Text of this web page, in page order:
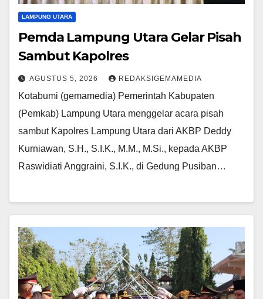
LAMPUNG UTARA
Pemda Lampung Utara Gelar Pisah
Sambut Kapolres
AGUSTUS 5, 2026 REDAKSIGEMAMEDIA
Kotabumi (gemamedia) Pemerintah Kabupaten
(Pemkab) Lampung Utara menggelar acara pisah
sambut Kapolres Lampung Utara dari AKBP Deddy
Kurniawan, S.H., S.I.K., M.M., M.Si., kepada AKBP
Raswidiati Anggraini, S.I.K., di Gedung Pusiban…